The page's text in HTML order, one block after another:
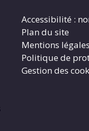
Accessibilité :
Plan du site
Mentions légales
Politique de
Gestion des